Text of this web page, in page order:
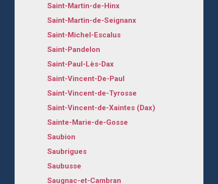
Saint-Martin-de-Hinx
Saint-Martin-de-Seignanx
Saint-Michel-Escalus
Saint-Pandelon
Saint-Paul-Lès-Dax
Saint-Vincent-De-Paul
Saint-Vincent-de-Tyrosse
Saint-Vincent-de-Xaintes (Dax)
Sainte-Marie-de-Gosse
Saubion
Saubrigues
Saubusse
Saugnac-et-Cambran